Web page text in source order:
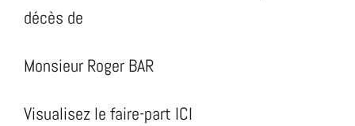
décès de
Monsieur Roger BAR
Visualisez le faire-part ICI